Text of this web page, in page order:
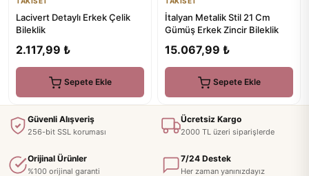
Lacivert Detaylı Erkek Çelik
Bileklik
2.117,99 ₺
Sepete Ekle
İtalyan Metalik Stil 21 Cm
Gümüş Erkek Zincir Bileklik
15.067,99 ₺
Sepete Ekle
Güvenli Alışveriş
256-bit SSL koruması
Ücretsiz Kargo
2000 TL üzeri siparişlerde
Orijinal Ürünler
%100 orijinal garanti
7/24 Destek
Her zaman yanınızdayız